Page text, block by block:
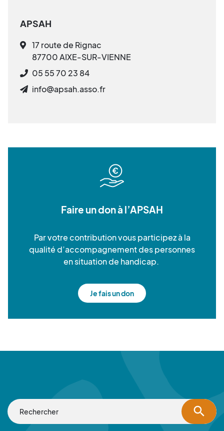
APSAH
17 route de Rignac
87700 AIXE-SUR-VIENNE
05 55 70 23 84
info@apsah.asso.fr
Faire un don à l’APSAH
Par votre contribution vous participez à la
qualité d’accompagnement des personnes
en situation de handicap.
Je fais un don
search